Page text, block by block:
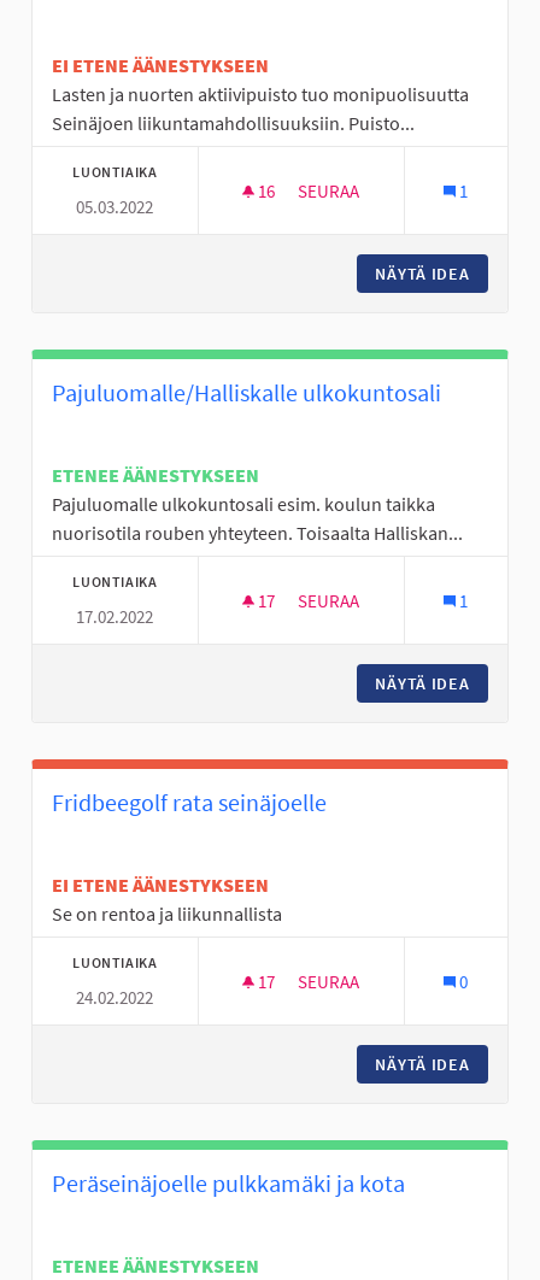
EI ETENE ÄÄNESTYKSEEN
Lasten ja nuorten aktiivipuisto tuo monipuolisuutta
Seinäjoen liikuntamahdollisuuksiin. Puisto...
LUONTIAIKA
05.03.2022
16 16 SEURAAJAA
SEURAA 1
NÄYTÄ IDEA
Pajuluomalle/Halliskalle ulkokuntosali
ETENEE ÄÄNESTYKSEEN
Pajuluomalle ulkokuntosali esim. koulun taikka
nuorisotila rouben yhteyteen. Toisaalta Halliskan...
LUONTIAIKA
17.02.2022
17 17 SEURAAJAA
SEURAA 1
NÄYTÄ IDEA
Fridbeegolf rata seinäjoelle
EI ETENE ÄÄNESTYKSEEN
Se on rentoa ja liikunnallista
LUONTIAIKA
24.02.2022
17 17 SEURAAJAA
SEURAA 0
NÄYTÄ IDEA
Peräseinäjoelle pulkkamäki ja kota
ETENEE ÄÄNESTYKSEEN